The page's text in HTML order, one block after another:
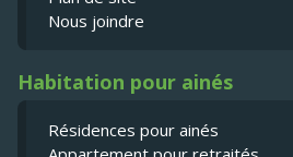
Nous joindre
Habitation pour ainés
Résidences pour ainés